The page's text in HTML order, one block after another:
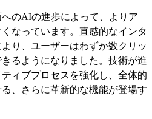
のAIの進歩によって、よりア
なっています。直感的なインタ
り、ユーザーはわずか数クリッ
るようになりました。技術が進
ィブプロセスを強化し、全体的
、さらに革新的な機能が登場す